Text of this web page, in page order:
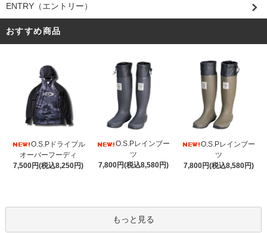
ENTRY（エントリー）
おすすめ商品
O.S.Pドライプル
オーバーフーディ
7,500円(税込8,250円)
O.S.Pレインブー
ツ
7,800円(税込8,580円)
O.S.Pレインブー
ツ
7,800円(税込8,580円)
もっと見る